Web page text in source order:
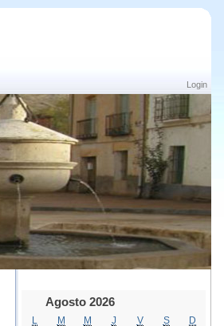
Login
Agosto 2026
M M J V S
D